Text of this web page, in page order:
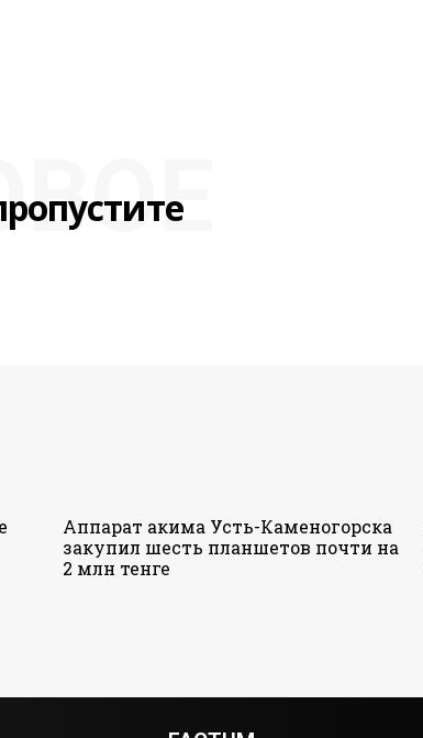
Аппарат акима Усть-Каменогорска
закупил шесть планшетов почти на
2 млн тенге